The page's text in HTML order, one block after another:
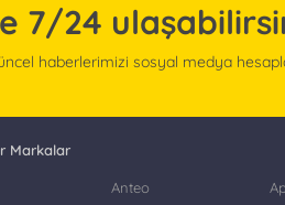
7/24
haberlerimizi sosyal medya
Markalar
Anteo